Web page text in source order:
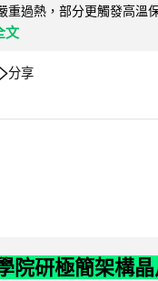
重過熱，部分更觸發高溫
文
分享
院研極簡架構